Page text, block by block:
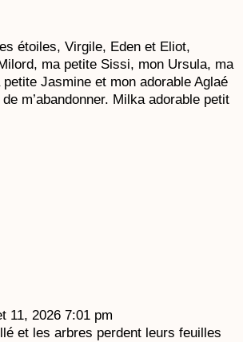
étoiles, Virgile, Eden et Eliot,
ma petite Sissi, mon Ursula, ma
Jasmine et mon adorable Aglaé
m’abandonner. Milka adorable petit
11, 2026 7:01 pm
et les arbres perdent leurs feuilles